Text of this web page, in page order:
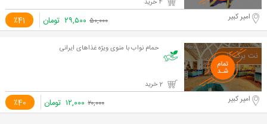
٪41 امیر کبیر ۵۰,۰۰۰ ۲۹,۵۰۰ تومان
حمام نواب با منوی ویژه غذاهای ایرانی
٪40 امیر کبیر ۲۰,۰۰۰ ۱۲,۰۰۰ تومان